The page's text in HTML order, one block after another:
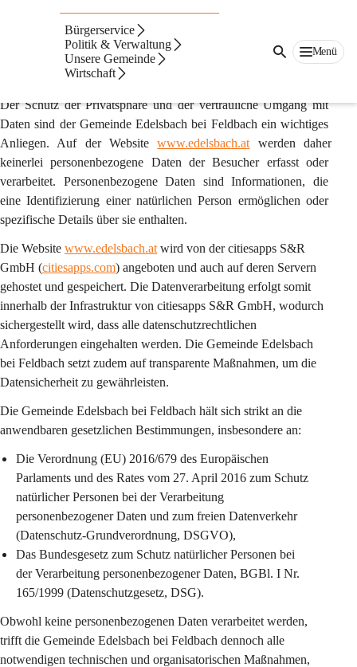
Bürgerservice
Politik & Verwaltung
Unsere Gemeinde
Wirtschaft
Menü
Datenschutzerklärung
Der Schutz der Privatsphäre und der vertrauliche Umgang mit
Daten sind der Gemeinde Edelsbach bei Feldbach ein wichtiges
Anliegen. Auf der Website www.edelsbach.at werden daher
keinerlei personenbezogene Daten der Besucher erfasst oder
verarbeitet. Personenbezogene Daten sind Informationen, die
eine Identifizierung einer natürlichen Person ermöglichen oder
spezifische Details über sie enthalten.
Die Website www.edelsbach.at wird von der citiesapps S&R
GmbH (citiesapps.com) angeboten und auch auf deren Servern
gehostet und gespeichert. Die Datenverarbeitung erfolgt somit
innerhalb der Infrastruktur von citiesapps S&R GmbH, wodurch
sichergestellt wird, dass alle datenschutzrechtlichen
Anforderungen eingehalten werden. Die Gemeinde Edelsbach
bei Feldbach setzt zudem auf transparente Maßnahmen, um die
Datensicherheit zu gewährleisten.
Die Gemeinde Edelsbach bei Feldbach hält sich strikt an die
anwendbaren gesetzlichen Bestimmungen, insbesondere an:
Die Verordnung (EU) 2016/679 des Europäischen
Parlaments und des Rates vom 27. April 2016 zum Schutz
natürlicher Personen bei der Verarbeitung
personenbezogener Daten und zum freien Datenverkehr
(Datenschutz-Grundverordnung, DSGVO),
Das Bundesgesetz zum Schutz natürlicher Personen bei
der Verarbeitung personenbezogener Daten, BGBl. I Nr.
165/1999 (Datenschutzgesetz, DSG).
Obwohl keine personenbezogenen Daten verarbeitet werden,
trifft die Gemeinde Edelsbach bei Feldbach dennoch alle
notwendigen technischen und organisatorischen Maßnahmen,